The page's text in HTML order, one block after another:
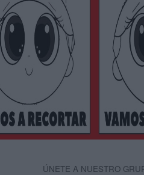
ÚNETE A NUESTRO